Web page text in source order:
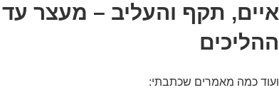
איים, תקף והעליב – מעצר
ההליכים
ועוד כמה מאמרים שכתבתי: